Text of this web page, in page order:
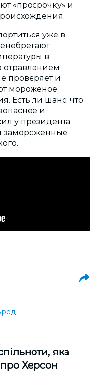
«просрочку» и
уже в
в
отравлением
проверяет и
мороженое
Есть ли шанс, что
и
у президента
замороженные
яка
Херсон